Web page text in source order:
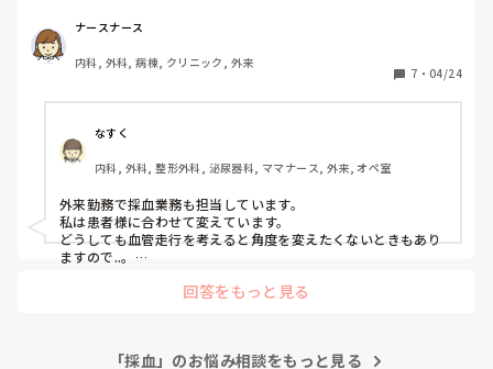
良くないですか？
ナースナース
内科, 外科, 病棟, クリニック, 外来
7 ・ 04/24
なすく
内科, 外科, 整形外科, 泌尿器科, ママナース, 外来, オペ室
外来勤務で採血業務も担当しています。
私は患者様に合わせて変えています。
どうしても血管走行を考えると角度を変えたくないときもあり
ますので..。
回答をもっと見る
「採血」のお悩み相談をもっと見る